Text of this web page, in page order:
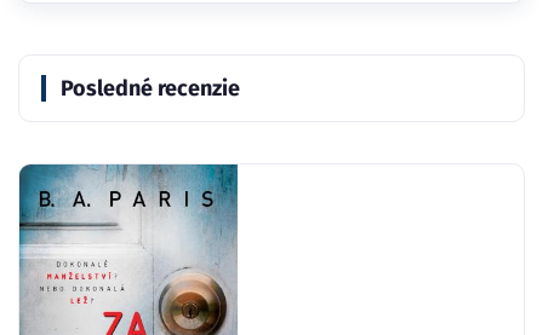
Posledné recenzie